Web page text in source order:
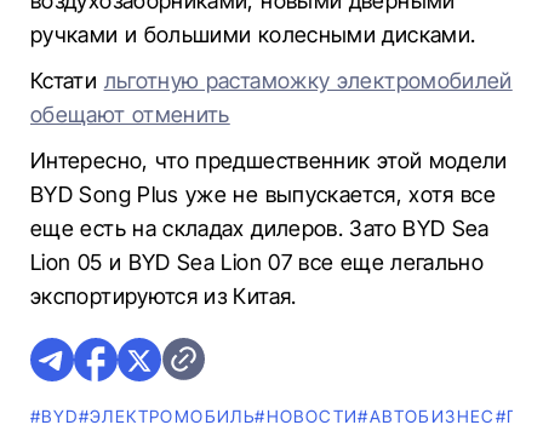
ручками и большими колесными дисками.
Кстати льготную растаможку электромобилей
обещают отменить
Интересно, что предшественник этой модели
BYD Song Plus уже не выпускается, хотя все
еще есть на складах дилеров. Зато BYD Sea
Lion 05 и BYD Sea Lion 07 все еще легально
экспортируются из Китая.
#BYD#ЭЛЕКТРОМОБИЛЬ#НОВОСТИ#AВТОБИЗНЕС